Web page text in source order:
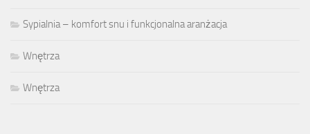
Sypialnia – komfort snu i funkcjonalna aranżacja
Wnętrza
Wnętrza